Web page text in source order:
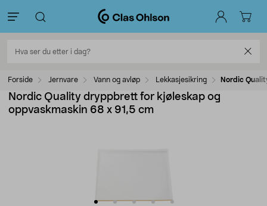
Forside Jernvare Vann og avløp Lekkasjesikring Nordic
Nordic Quality dryppbrett for kjøleskap og
oppvaskmaskin 68 x 91,5 cm